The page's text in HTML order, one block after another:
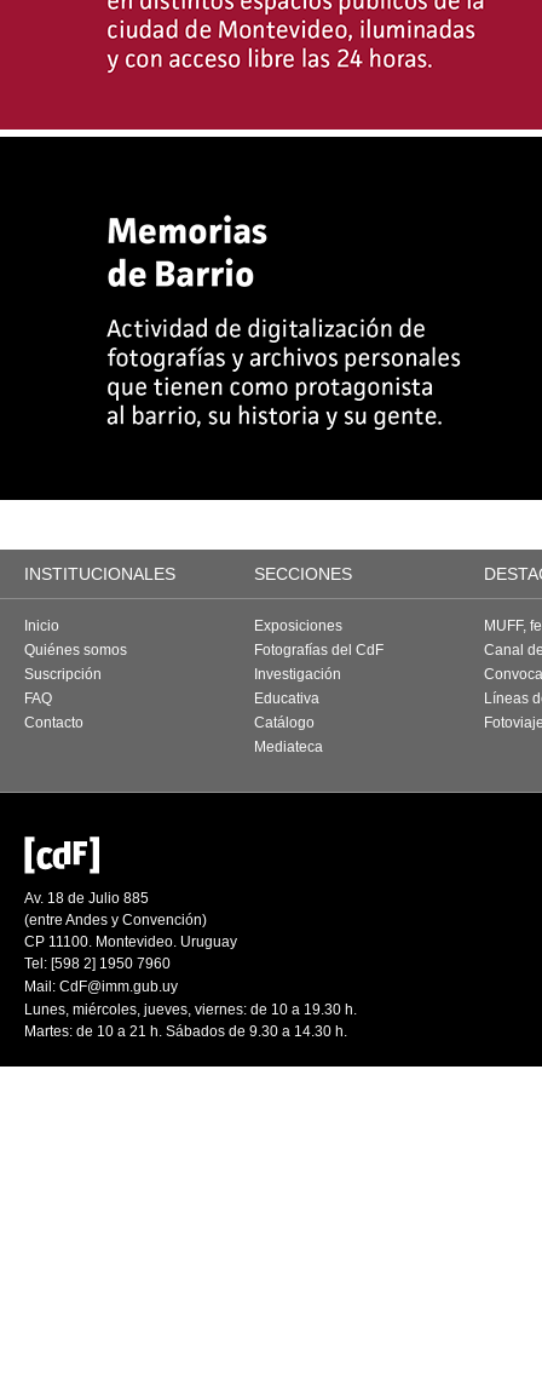
INSTITUCIONALES SECCIONES
Inicio
Quiénes somos
Suscripción
FAQ
Contacto
Exposiciones
Fotografías del CdF
Investigación
Educativa
Catálogo
Mediateca
MUFF,
Canal
Líneas
Av. 18 de Julio 885
(entre Andes y Convención)
CP 11100. Montevideo. Uruguay
Tel: [598 2] 1950 7960
Mail: CdF@imm.gub.uy
Lunes, miércoles, jueves, viernes: de 10 a 19.30 h.
Martes: de 10 a 21 h. Sábados de 9.30 a 14.30 h.